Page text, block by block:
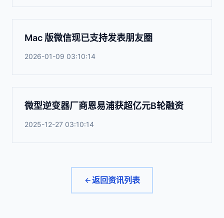
Mac 版微信现已支持发表朋友圈
2026-01-09 03:10:14
微型逆变器厂商恩易浦获超亿元B轮融资
2025-12-27 03:10:14
返回资讯列表